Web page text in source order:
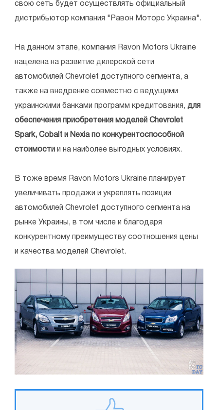
свою сеть будет осуществлять официальный
дистрибьютор компания "Равон Моторс Украина".
На данном этапе, компания Ravon Motors Ukraine
нацелена на развитие дилерской сети
автомобилей Chevrolet доступного сегмента, а
также на внедрение совместно с ведущими
украинскими банками программ кредитования, для
обеспечения приобретения моделей Chevrolet
Spark, Cobalt и Nexia по конкурентоспособной
стоимости и на наиболее выгодных условиях.
В тоже время Ravon Motors Ukraine планирует
увеличивать продажи и укреплять позиции
автомобилей Chevrolet доступного сегмента на
рынке Украины, в том числе и благодаря
конкурентному преимуществу соотношения цены
и качества моделей Chevrolet.